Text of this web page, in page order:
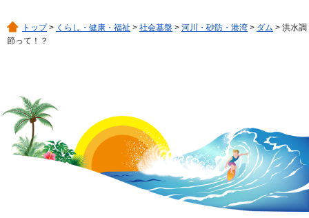
トップ> くらし・健康・福祉 > 社会基盤 > 河川・砂防・港湾 > ダム > 洪水調
節って！？